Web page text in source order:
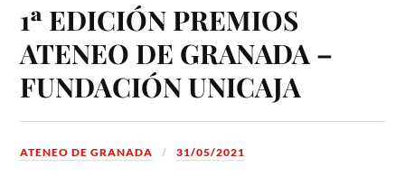
1ª EDICIÓN PREMIOS
ATENEO DE GRANADA –
FUNDACIÓN UNICAJA
ATENEO DE GRANADA 31/05/2021